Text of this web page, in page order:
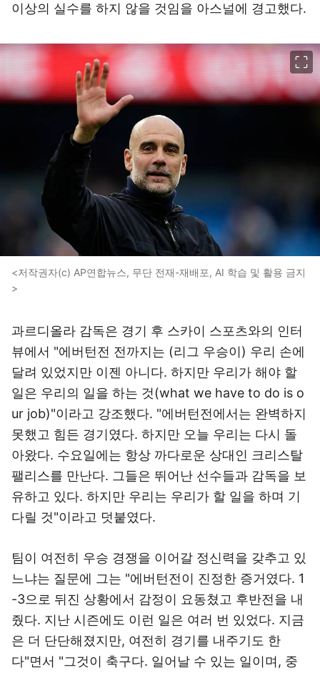
이상의 실수를 하지 않을 것임을 아스널에 경고했다.
<저작권자(c) AP연합뉴스, 무단 전재-재배포, AI 학습 및 활용 금지
>
과르디올라 감독은 경기 후 스카이 스포츠와의 인터
뷰에서 "에버턴전 전까지는 (리그 우승이) 우리 손에
달려 있었지만 이젠 아니다. 하지만 우리가 해야 할
일은 우리의 일을 하는 것(what we have to do is o
ur job)"이라고 강조했다. "에버턴전에서는 완벽하지
못했고 힘든 경기였다. 하지만 오늘 우리는 다시 돌
아왔다. 수요일에는 항상 까다로운 상대인 크리스탈
팰리스를 만난다. 그들은 뛰어난 선수들과 감독을 보
유하고 있다. 하지만 우리는 우리가 할 일을 하며 기
다릴 것"이라고 덧붙였다.
팀이 여전히 우승 경쟁을 이어갈 정신력을 갖추고 있
느냐는 질문에 그는 "에버턴전이 진정한 증거였다. 1
-3으로 뒤진 상황에서 감정이 요동쳤고 후반전을 내
줬다. 지난 시즌에도 이런 일은 여러 번 있었다. 지금
은 더 단단해졌지만, 여전히 경기를 내주기도 한
다"면서 "그것이 축구다. 일어날 수 있는 일이며, 중